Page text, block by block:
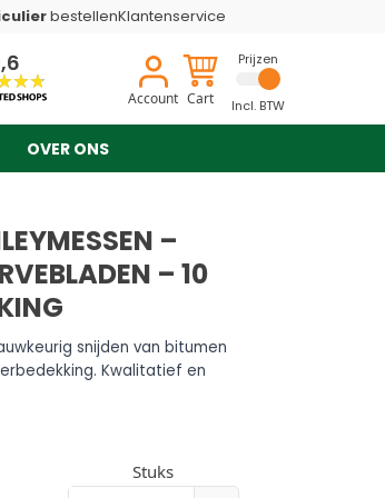
bestellenKlantenservice
Account Cart
Prijzen
Incl. BTW
OVER ONS
–
– 10
snijden van bitumen
Kwalitatief en
Stuks